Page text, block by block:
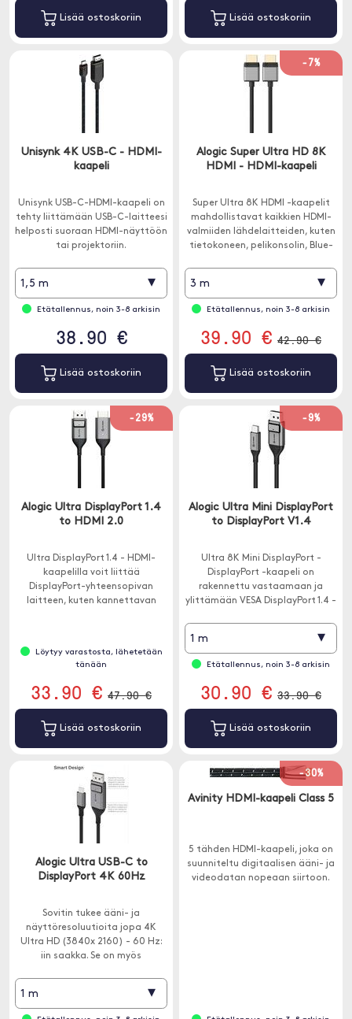
Lisää ostoskoriin Lisää ostoskoriin
Unisynk 4K USB-C - HDMI-
kaapeli
Unisynk USB-C-HDMI-kaapeli on
tehty liittämään USB-C-laitteesi
helposti suoraan HDMI-näyttöön
tai projektoriin.
1,5 m ▾
Etätallennus, noin 3-8 arkisin
38.90 €
Lisää ostoskoriin
-7%
Alogic Super Ultra HD 8K
HDMI - HDMI-kaapeli
Super Ultra 8K HDMI -kaapelit
mahdollistavat kaikkien HDMI-
valmiiden lähdelaitteiden, kuten
tietokoneen, pelikonsolin, Blue-
näyttöön, kuten televisioon,
3 m ▾
Etätallennus, noin 3-8 arkisin
39.90 € 42.90 €
Lisää ostoskoriin
-29%
Alogic Ultra DisplayPort 1.4
to HDMI 2.0
Ultra DisplayPort 1.4 - HDMI-
kaapelilla voit liittää
DisplayPort-yhteensopivan
laitteen, kuten kannettavan
projektoriin.
Löytyy varastosta, lähetetään
tänään
33.90 € 47.90 €
Lisää ostoskoriin
-9%
Alogic Ultra Mini DisplayPort
to DisplayPort V1.4
Ultra 8K Mini DisplayPort -
DisplayPort -kaapeli on
rakennettu vastaamaan ja
ylittämään VESA DisplayPort 1.4 -
1 m ▾
Etätallennus, noin 3-8 arkisin
30.90 € 33.90 €
Lisää ostoskoriin
Alogic Ultra USB-C to
DisplayPort 4K 60Hz
Sovitin tukee ääni- ja
näyttöresoluutioita jopa 4K
Ultra HD (3840x 2160) - 60 Hz:
iin saakka. Se on myös
1 m ▾
-30%
Avinity HDMI-kaapeli Class 5
5 tähden HDMI-kaapeli, joka on
suunniteltu digitaalisen ääni- ja
videodatan nopeaan siirtoon.